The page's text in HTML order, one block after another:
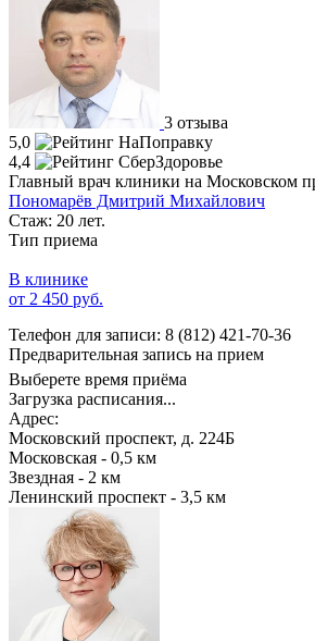
3 отзыва
5,0
4,4
Главный врач клиники на Московском
Пономарёв Дмитрий Михайлович
Стаж: 20 лет.
Тип приема
В клинике
от 2 450 руб.
Телефон для записи: 8 (812) 421-70-36
Предварительная запись на прием
Выберете время приёма
Загрузка расписания...
Адрес:
Московский проспект, д. 224Б
Московская - 0,5 км
Звездная - 2 км
Ленинский проспект - 3,5 км